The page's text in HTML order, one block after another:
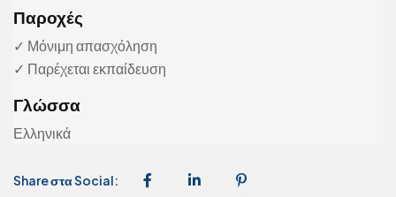
Παροχές
✓ Μόνιμη απασχόληση
✓ Παρέχεται εκπαίδευση
Γλώσσα
Ελληνικά
Share στα Social: